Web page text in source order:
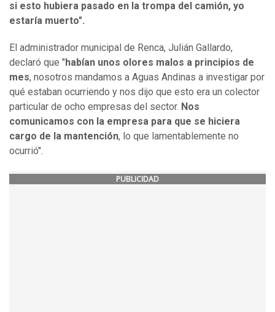
si esto hubiera pasado en la trompa del camión, yo
estaría muerto".
El administrador municipal de Renca, Julián Gallardo,
declaró que "habían unos olores malos a principios de
mes, nosotros mandamos a Aguas Andinas a investigar por
qué estaban ocurriendo y nos dijo que esto era un colector
particular de ocho empresas del sector. Nos
comunicamos con la empresa para que se hiciera
cargo de la mantención, lo que lamentablemente no
ocurrió".
PUBLICIDAD